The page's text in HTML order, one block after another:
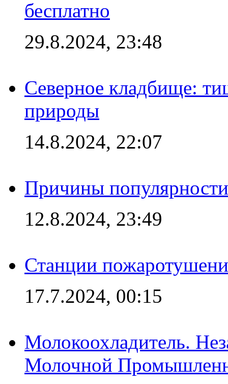
бесплатно
29.8.2024, 23:48
Северное кладбище:
природы
14.8.2024, 22:07
Причины
12.8.2024, 23:49
Станции
17.7.2024, 00:15
Молокоохладитель.
Молочной